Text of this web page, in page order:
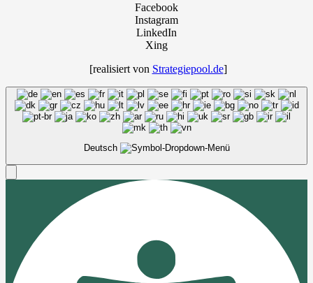
Facebook
Instagram
LinkedIn
Xing
[rea­li­siert von Strategiepool.de]
Deutsch